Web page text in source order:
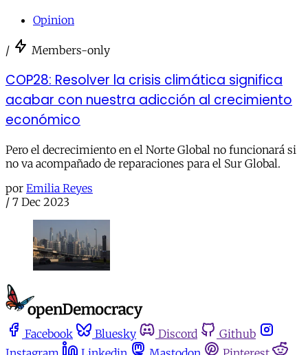
Opinion
/ Members-only
COP28: Resolver la crisis climática significa
acabar con nuestra adicción al crecimiento
económico
Pero el decrecimiento en el Norte Global no funcionará si
no va acompañado de reparaciones para el Sur Global.
por Emilia Reyes
/ 7 Dec 2023
Facebook Bluesky Discord
Github